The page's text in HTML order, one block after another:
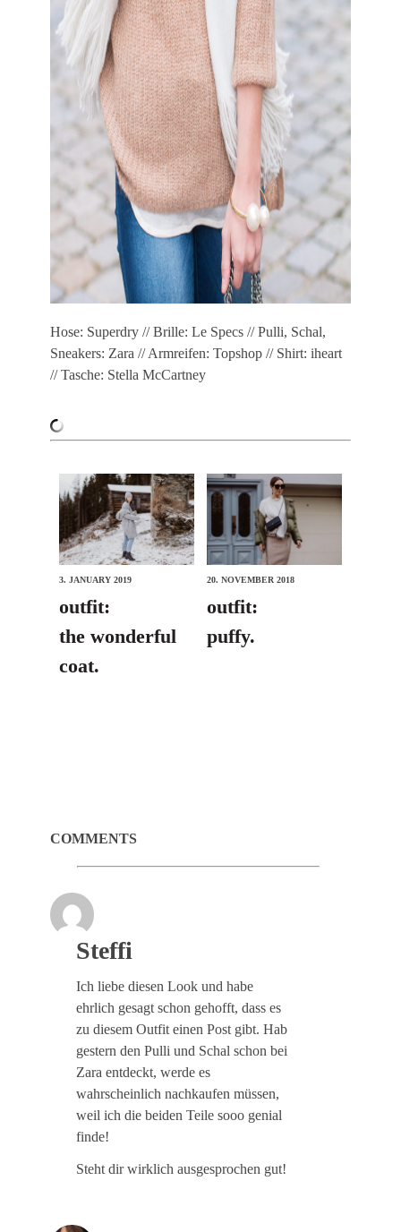
Hose: Superdry // Brille: Le Specs // Pulli, Schal,
Sneakers: Zara // Armreifen: Topshop // Shirt: iheart
// Tasche: Stella McCartney
3. JANUARY 2019
outfit:
the wonderful
coat.
20. NOVEMBER 2018
outfit:
puffy.
COMMENTS
Steffi
Ich liebe diesen Look und habe
ehrlich gesagt schon gehofft, dass es
zu diesem Outfit einen Post gibt. Hab
gestern den Pulli und Schal schon bei
Zara entdeckt, werde es
wahrscheinlich nachkaufen müssen,
weil ich die beiden Teile sooo genial
finde!
Steht dir wirklich ausgesprochen gut!